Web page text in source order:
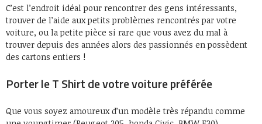
C’est l’endroit idéal pour rencontrer des gens intéressants,
trouver de l’aide aux petits problèmes rencontrés par votre
voiture, ou la petite pièce si rare que vous avez du mal à
trouver depuis des années alors des passionnés en possèdent
des cartons entiers !
Porter le T Shirt de votre voiture préférée
Que vous soyez amoureux d’un modèle très répandu comme